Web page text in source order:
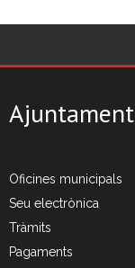
Ajuntament
Oficines municipals
Seu electrònica
Tràmits
Pagaments